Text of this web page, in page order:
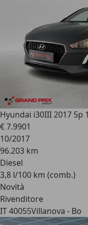
Hyundai i30III 2017 5p
€ 7.9901
10/2017
96.203 km
Diesel
3,8 l/100 km (comb.)
Novità
Rivenditore
IT 40055Villanova - Bo